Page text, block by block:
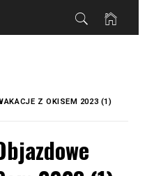
Z OKISEM 2023 (1)